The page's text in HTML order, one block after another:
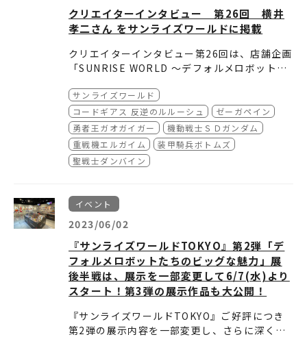
クリエイターインタビュー 第26回 横井
孝二さん をサンライズワールドに掲載
クリエイターインタビュー第26回は、店舗企画
「SUNRISE WORLD ～デフォルメロボットフ
横井考二さんが登場。
横井さんのデビューまでの経緯やサンライズの
リアルロボット作品への思いをお聞きしまし
た。
どうぞご確認ください。
サンライズワールド
コードギアス 反逆のルルーシュ
ゼーガペイン
勇者王ガオガイガー
機動戦士ＳＤガンダム
重戦機エルガイム
装甲騎兵ボトムズ
聖戦士ダンバイン
イベント
2023/06/02
『サンライズワールドTOKYO』第2弾「デ
フォルメロボットたちのビッグな魅力」展
後半戦は、展示を一部変更して6/7(水)より
スタート！第3弾の展示作品も大公開！
『サンライズワールドTOKYO』ご好評につき
第2弾の展示内容を一部変更し、さらに深く作